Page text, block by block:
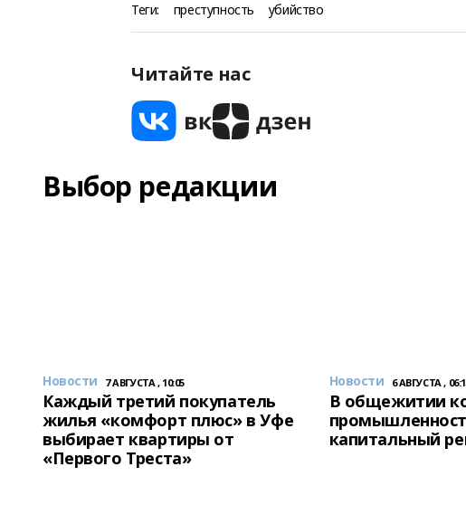
Теги: преступность убийство
Читайте нас
Выбор редакции
Новости 7 АВГУСТА , 10:05
Каждый третий покупатель
жилья «комфорт плюс» в Уфе
выбирает квартиры от
«Первого Треста»
Новости 6 АВГУСТА ,
В общежитии
капитальный